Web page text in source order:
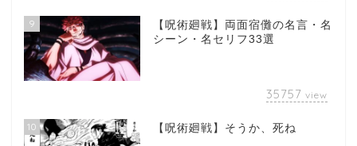
9
【呪術廻戦】両面宿儺の名言・名
シーン・名セリフ33選
35757 view
10 【呪術廻戦】そうか、死ね